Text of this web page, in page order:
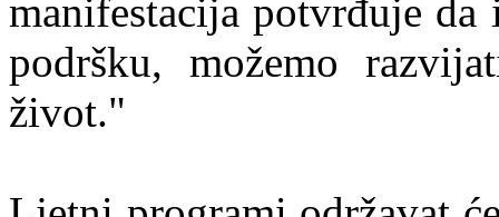
manifestacija potvrđuje
podršku, možemo
život."